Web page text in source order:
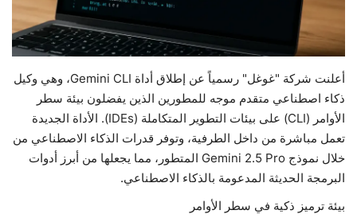
أعلنت شركة "غوغل" رسمياً عن إطلاق أداة Gemini CLI، وهي وكيل
ذكاء اصطناعي متقدم موجه للمطورين الذين يفضلون بيئة سطر
الأوامر (CLI) على بيئات التطوير المتكاملة (IDEs). الأداة الجديدة
تعمل مباشرة من داخل الطرفية، وتوفر قدرات الذكاء الاصطناعي من
خلال نموذج Gemini 2.5 Pro المتطور، مما يجعلها من أبرز أدوات
البرمجة الحديثة المدعومة بالذكاء الاصطناعي.
بيئة ترميز ذكية في سطر الأوامر